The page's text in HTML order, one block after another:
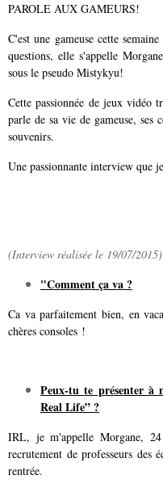
PAROLE AUX GAMEURS!
C'est une gameuse cette
questions, elle s'appelle
sous le pseudo Mistykyu!
Cette passionnée de jeux vidéo
parle de sa vie de gameuse, ses
souvenirs.
Une passionnante interview que
(Interview réalisée le 19/07/2015)
"Comment ça va ?
Ca va parfaitement bien, en
chères consoles !
Peux-tu te présenter à
Real Life” ?
IRL, je m'appelle Morgane,
recrutement de professeurs des
rentrée.